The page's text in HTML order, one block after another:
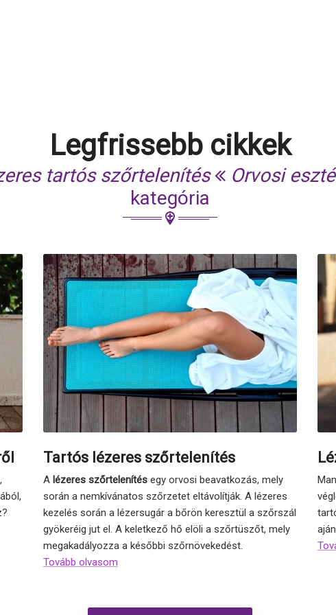
Legfrissebb cikkek
tartós szőrtelenítés
Orvosi
kategória
Tartós lézeres szőrtelenítés
A lézeres szőrtelenítés egy orvosi beavatkozás, mely
során a nemkívánatos szőrzetet eltávolítják. A lézeres
kezelés során a lézersugár a bőrön keresztül a szőrszál
gyökeréig jut el. A keletkező hő elöli a szőrtüszőt, mely
megakadályozza a későbbi szőrnövekedést.
Tovább olvasom